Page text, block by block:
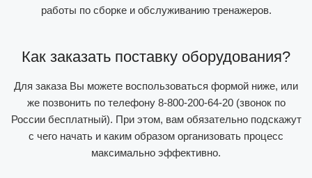
работы по сборке и обслуживанию тренажеров.
Как заказать поставку оборудования?
Для заказа Вы можете воспользоваться формой ниже, или
же позвонить по телефону 8-800-200-64-20 (звонок по
России бесплатный). При этом, вам обязательно подскажут
с чего начать и каким образом организовать процесс
максимально эффективно.